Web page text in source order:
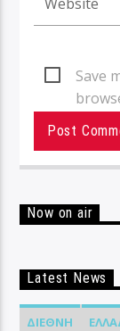
Save
Now on air
Latest News
ΔΙΕΘΝΉ